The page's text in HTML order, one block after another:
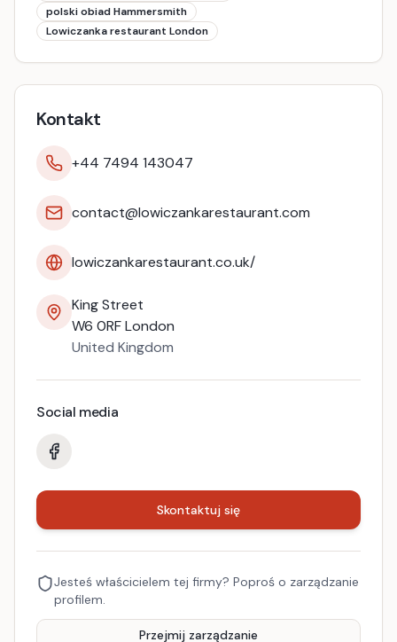
polski obiad Hammersmith
Lowiczanka restaurant London
Kontakt
+44 7494 143047
contact@lowiczankarestaurant.com
lowiczankarestaurant.co.uk/
King Street
W6 0RFLondon
United Kingdom
Social media
Skontaktuj się
Jesteś właścicielem tej firmy? Poproś o zarządzanie
profilem.
Przejmij zarządzanie